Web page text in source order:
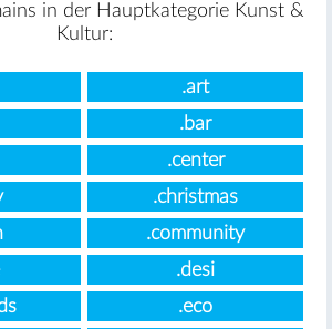
in der Hauptkategorie Kunst &
Kultur:
.art
.bar
.center
.christmas
.community
.desi
.eco